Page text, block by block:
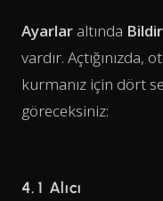
Ayarlar altında
vardır.
kurmanız için dört
göreceksiniz:
4.1 Alıcı